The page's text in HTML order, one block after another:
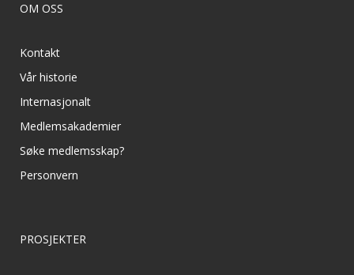
OM OSS
Kontakt
Vår historie
Internasjonalt
Medlemsakademier
Søke medlemsskap?
Personvern
PROSJEKTER